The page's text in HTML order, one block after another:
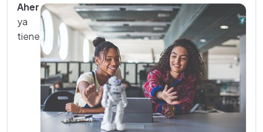
Aher
ya
tiene